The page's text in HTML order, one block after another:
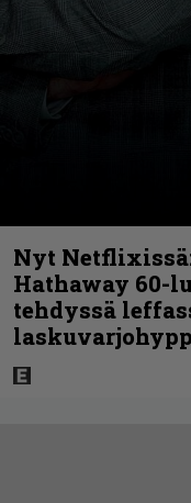
Nyt
Hathaway 60-
tehdyssä